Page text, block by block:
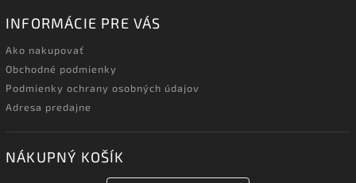
INFORMÁCIE PRE VÁS
Ako nakupovať
Obchodné podmienky
Podmienky ochrany osobných údajov
Adresa predajne
NÁKUPNÝ KOŠÍK